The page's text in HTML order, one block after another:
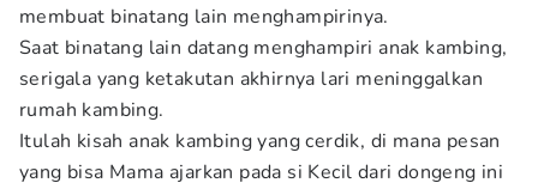
membuat binatang lain menghampirinya.
Saat binatang lain datang menghampiri anak kambing,
serigala yang ketakutan akhirnya lari meninggalkan
rumah kambing.
Itulah kisah anak kambing yang cerdik, di mana pesan
yang bisa Mama ajarkan pada si Kecil dari dongeng ini